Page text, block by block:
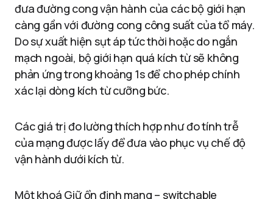
đưa đường cong vận hành của các bộ giới hạn
càng gần với đường cong công suất của tổ máy.
Do sự xuất hiện sụt áp tức thời hoặc do ngắn
mạch ngoài, bộ giới hạn quá kích từ sẽ không
phản ứng trong khoảng 1s để cho phép chính
xác lại dòng kích từ cưỡng bức.
Các giá trị đo lường thích hợp như đo tính trễ
của mạng được lấy để đưa vào phục vụ chế độ
vận hành dưới kích từ.
Một khoá Giữ ổn định mạng – switchable